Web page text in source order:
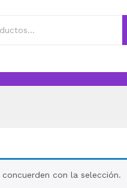
con la selección.